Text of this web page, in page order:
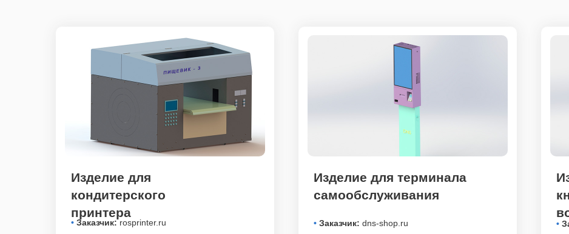
Изделие для
кондитерского
принтера
• Заказчик:rosprinter.ru
Изделие для терминала
самообслуживания
• Заказчик: dns-shop.ru •